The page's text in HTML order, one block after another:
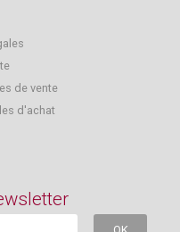
de vente
d'achat